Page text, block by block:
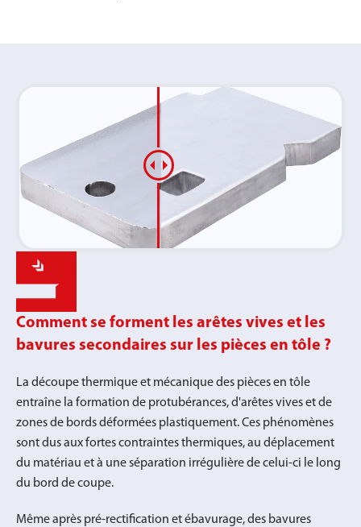
Comment se forment les arêtes vives et les
bavures secondaires sur les pièces en tôle ?
La découpe thermique et mécanique des pièces en tôle
entraîne la formation de protubérances, d'arêtes vives et de
zones de bords déformées plastiquement. Ces phénomènes
sont dus aux fortes contraintes thermiques, au déplacement
du matériau et à une séparation irrégulière de celui-ci le long
du bord de coupe.
Même après pré-rectification et ébavurage, des bavures